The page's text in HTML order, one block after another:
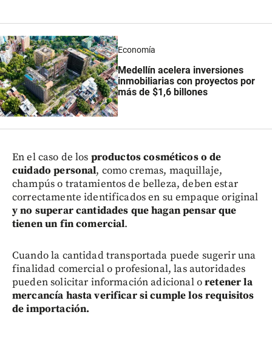
Economía
Medellín acelera inversiones
inmobiliarias con proyectos por
más de $1,6 billones
En el caso de los productos cosméticos o de
cuidado personal, como cremas, maquillaje,
champús o tratamientos de belleza, deben estar
correctamente identificados en su empaque original
y no superar cantidades que hagan pensar que
tienen un fin comercial.
Cuando la cantidad transportada puede sugerir una
finalidad comercial o profesional, las autoridades
pueden solicitar información adicional oretener la
mercancía hasta verificar si cumple los requisitos
de importación.